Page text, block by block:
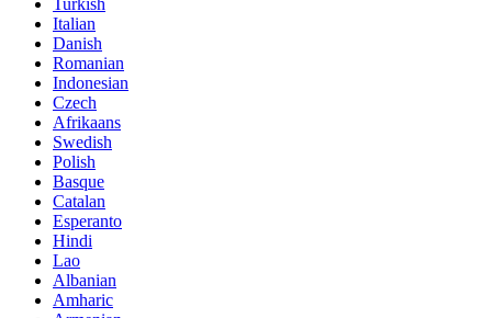
Turkish
Italian
Danish
Romanian
Indonesian
Czech
Afrikaans
Swedish
Polish
Basque
Catalan
Esperanto
Hindi
Lao
Albanian
Amharic